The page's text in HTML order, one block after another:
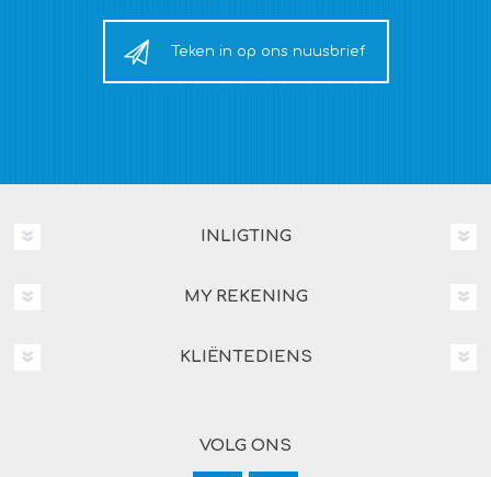
Teken in op ons nuusbrief
INLIGTING
MY REKENING
KLIËNTEDIENS
VOLG ONS